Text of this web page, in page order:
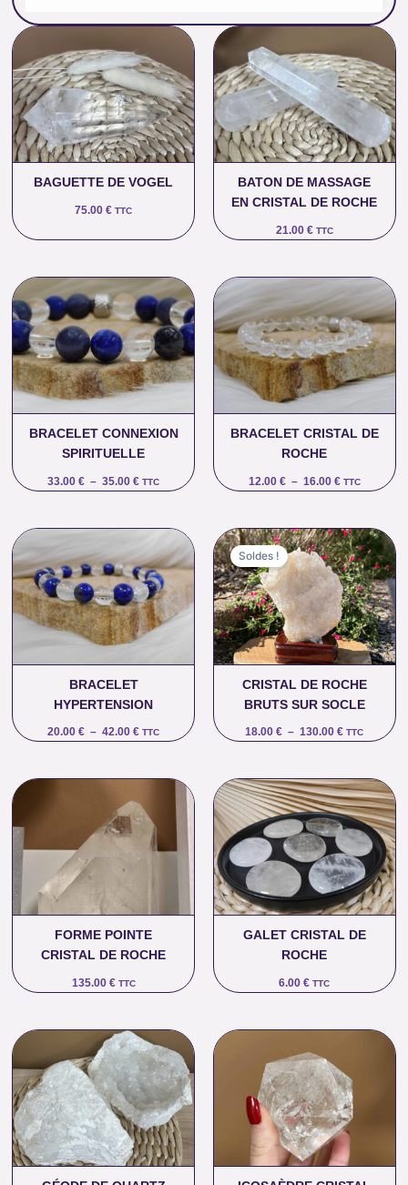
BAGUETTE DE VOGEL
75.00€ TTC
BATON DE MASSAGE
EN CRISTAL DE ROCHE
21.00 € TTC
BRACELET CONNEXION
SPIRITUELLE
33.00€ – 35.00€
Plage
de
prix :
33.00 €
à
35.00 €
TTC
BRACELET CRISTAL DE
ROCHE
12.00 € – 16.00 €
Plage
de
prix :
12.00 €
à
16.00 €
TTC
BRACELET
HYPERTENSION
20.00€ – 42.00€
prix :
20.00 €
à
42.00 €
TTC
Soldes !
CRISTAL DE ROCHE
BRUTS SUR SOCLE
18.00€ – 130.00€
Plage
de
prix :
18.00 €
à
130.00 €
TTC
FORME POINTE
CRISTAL DE ROCHE
135.00 € TTC
GALET CRISTAL DE
ROCHE
6.00€ TTC